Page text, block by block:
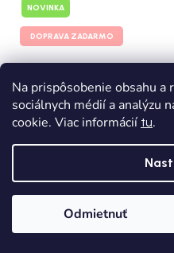
Na prispôsobenie obsahu
sociálnych médií a analýzu
cookie. Viac informácií tu.
Odmietnuť
NOVINKA
DOPRAVA ZADARMO
Dievčenské zamatové
Skladom
€16,80
Zápätie